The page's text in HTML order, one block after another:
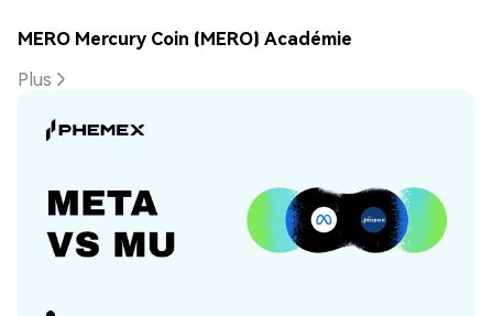
MERO Mercury Coin (MERO) Académie
Plus